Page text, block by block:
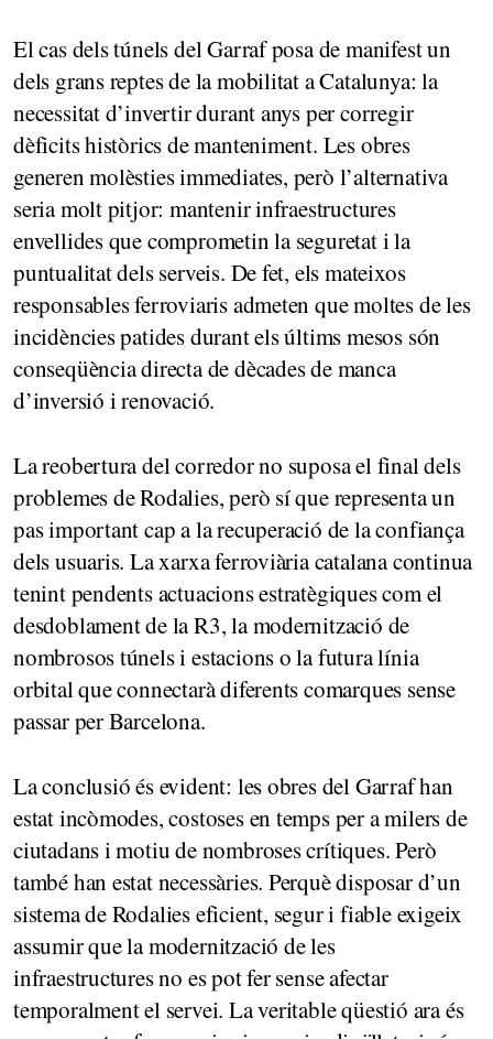
El cas dels túnels del Garraf posa de manifest un
dels grans reptes de la mobilitat a Catalunya: la
necessitat d’invertir durant anys per corregir
dèficits històrics de manteniment. Les obres
generen molèsties immediates, però l’alternativa
seria molt pitjor: mantenir infraestructures
envellides que comprometin la seguretat i la
puntualitat dels serveis. De fet, els mateixos
responsables ferroviaris admeten que moltes de les
incidències patides durant els últims mesos són
conseqüència directa de dècades de manca
d’inversió i renovació.
La reobertura del corredor no suposa el final dels
problemes de Rodalies, però sí que representa un
pas important cap a la recuperació de la confiança
dels usuaris. La xarxa ferroviària catalana continua
tenint pendents actuacions estratègiques com el
desdoblament de la R3, la modernització de
nombrosos túnels i estacions o la futura línia
orbital que connectarà diferents comarques sense
passar per Barcelona.
La conclusió és evident: les obres del Garraf han
estat incòmodes, costoses en temps per a milers de
ciutadans i motiu de nombroses crítiques. Però
també han estat necessàries. Perquè disposar d’un
sistema de Rodalies eficient, segur i fiable exigeix
assumir que la modernització de les
infraestructures no es pot fer sense afectar
temporalment el servei. La veritable qüestió ara és